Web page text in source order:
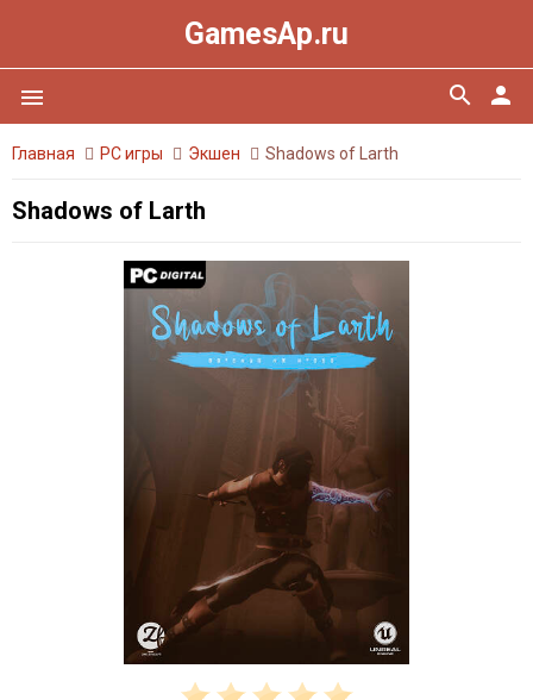
GamesAp.ru
menu person
search
Главная PC игры Экшен Shadows of Larth
Shadows of Larth